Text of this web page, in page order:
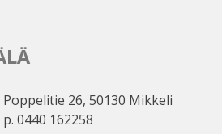
Poppelitie 26, 50130 Mikkeli
p. 0440 162258